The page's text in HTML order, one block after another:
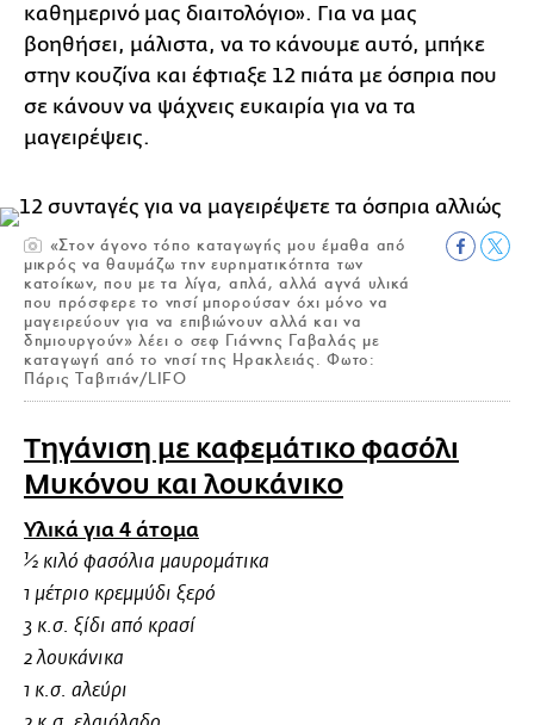
καθημερινό μας διαιτολόγιο». Για να μας
βοηθήσει, μάλιστα, να το κάνουμε αυτό, μπήκε
στην κουζίνα και έφτιαξε 12 πιάτα με όσπρια που
σε κάνουν να ψάχνεις ευκαιρία για να τα
μαγειρέψεις.
«Στον άγονο τόπο καταγωγής μου έμαθα από
μικρός να θαυμάζω την ευρηματικότητα των
κατοίκων, που με τα λίγα, απλά, αλλά αγνά υλικά
που πρόσφερε το νησί μπορούσαν όχι μόνο να
μαγειρεύουν για να επιβιώνουν αλλά και να
δημιουργούν» λέει ο σεφ Γιάννης Γαβαλάς με
καταγωγή από το νησί της Ηρακλειάς. Φωτο:
Πάρις Ταβιτιάν/LIFO
Τηγάνιση με καφεμάτικο φασόλι
Μυκόνου και λουκάνικο
Υλικά για 4 άτομα
½ κιλό φασόλια μαυρομάτικα
1 μέτριο κρεμμύδι ξερό
3 κ.σ. ξίδι από κρασί
2 λουκάνικα
1 κ.σ. αλεύρι